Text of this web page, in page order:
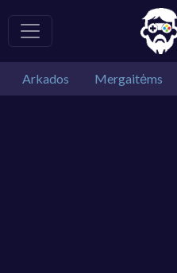
Arkados Mergaitėms